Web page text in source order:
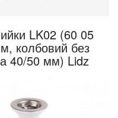
LK02 (60 05
колбовий без
40/50 мм) Lidz